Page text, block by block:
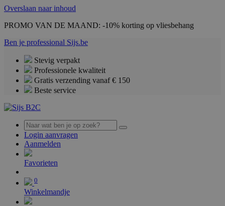
Overslaan naar inhoud
PROMO VAN DE MAAND: -10% korting op vliesbehang
Ben je professional Sijs.be
Stevig verpakt
Professionele kwaliteit
Gratis verzending vanaf € 150
Beste service
Login aanvragen
Aanmelden
Favorieten
0
Winkelmandje